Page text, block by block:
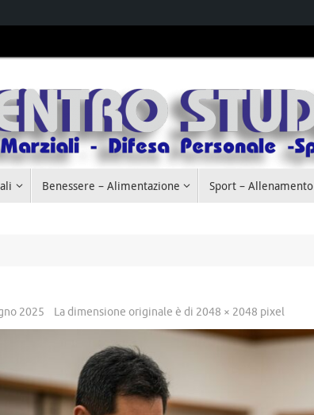
Benessere – Alimentazione Sport – Allenamento
2025 La dimensione originale è di 2048 × 2048 pixel